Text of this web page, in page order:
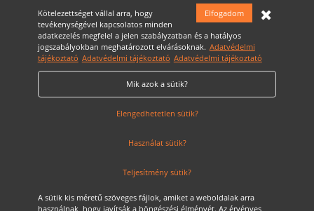
Felíratkozás a hírelevélre
Adatvédelmi nyilatkozatot
Elfogadom
Kötelezettséget vállal arra, hogy
tevékenységével kapcsolatos minden
adatkezelés megfelel a jelen szabályzatban és a hatályos
jogszabályokban meghatározott elvárásoknak. Adatvédelmi
tájékoztató Adatvédelmi tájékoztató Adatvédelmi tájékoztató
Mik azok a sütik?
Elengedhetetlen sütik?
Használat sütik?
Teljesítmény sütik?
A sütik kis méretű szöveges fájlok, amiket a weboldalak arra
használnak, hogy javítsák a böngészési élményét. Az érvényes